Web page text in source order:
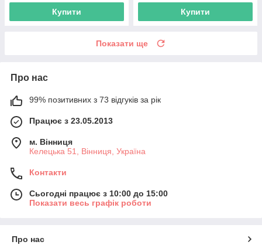
Купити Купити
Показати ще
Про нас
99% позитивних з 73 відгуків за рік
Працює з 23.05.2013
м. Вінниця
Келецька 51, Вінниця, Україна
Контакти
Сьогодні працює з 10:00 до 15:00
Показати весь графік роботи
Про нас